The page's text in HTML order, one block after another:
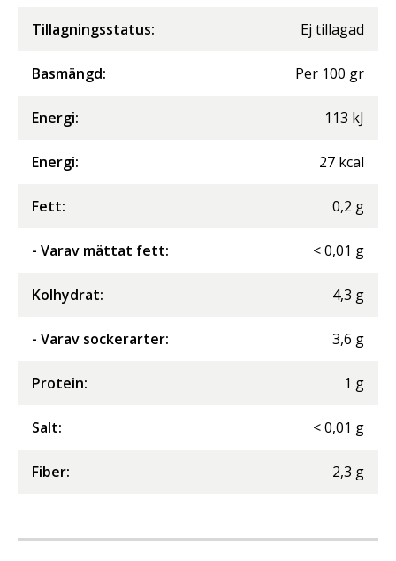
Tillagningsstatus: Ej tillagad
Basmängd: Per 100 gr
Energi: 113 kJ
Energi: 27 kcal
Fett: 0,2 g
- Varav mättat fett: <0,01 g
Kolhydrat: 4,3 g
- Varav sockerarter: 3,6 g
Protein: 1 g
Salt: <0,01 g
Fiber: 2,3 g